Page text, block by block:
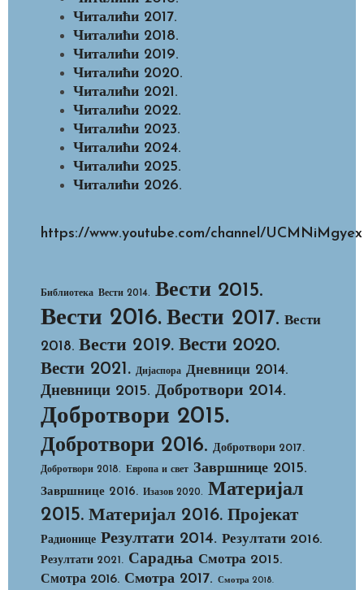
Читалићи 2017.
Читалићи 2018.
Читалићи 2019.
Читалићи 2020.
Читалићи 2021.
Читалићи 2022.
Читалићи 2023.
Читалићи 2024.
Читалићи 2025.
Читалићи 2026.
https://www.youtube.com/channel/
Библиотека Вести 2014. Вести 2015.
Вести 2016. Вести 2017. Вести
2018. Вести 2019. Вести 2020.
Вести 2021. Дијаспора Дневници 2014.
Дневници 2015. Добротвори 2014.
Добротвори 2015.
Добротвори 2016. Добротвори 2017.
Добротвори 2018. Европа и свет Завршнице 2015.
Завршнице 2016. Изазов 2020. Материјал
2015. Материјал 2016. Пројекат
Радионице Резултати 2014. Резултати 2016.
Резултати 2021. Сарадња Смотра 2015.
Смотра 2016. Смотра 2017. Смотра 2018.